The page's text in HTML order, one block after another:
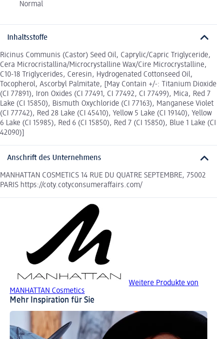
Normal
Inhaltsstoffe
Ricinus Communis (Castor) Seed Oil, Caprylic/Capric Triglyceride,
Cera Microcristallina/Microcrystalline Wax/Cire Microcrystalline,
C10-18 Triglycerides, Ceresin, Hydrogenated Cottonseed Oil,
Tocopherol, Ascorbyl Palmitate, [May Contain +/-: Titanium Dioxide
(CI 77891), Iron Oxides (CI 77491, CI 77492, CI 77499), Mica, Red 7
Lake (CI 15850), Bismuth Oxychloride (CI 77163), Manganese Violet
(CI 77742), Red 28 Lake (CI 45410), Yellow 5 Lake (CI 19140), Yellow
6 Lake (CI 15985), Red 6 (CI 15850), Red 7 (CI 15850), Blue 1 Lake (CI
42090)]
Anschrift des Unternehmens
MANHATTAN COSMETICS 14 RUE DU QUATRE SEPTEMBRE, 75002
PARIS https://coty.cotyconsumeraffairs.com/
Weitere Produkte von
MANHATTAN Cosmetics
Mehr Inspiration für Sie